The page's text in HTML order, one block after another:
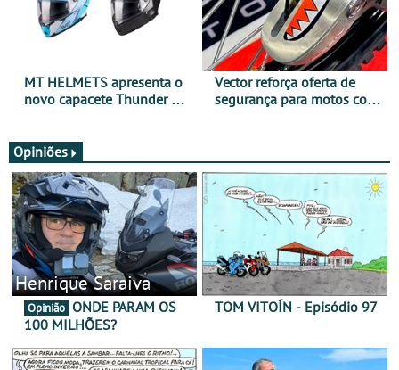
MT HELMETS apresenta o
novo capacete Thunder 4 R
Vector reforça oferta de
segurança para motos com
Opiniões
Henrique Saraiva
Opinião
100 MILHÕES?
TOM VITOÍN - Episódio 97